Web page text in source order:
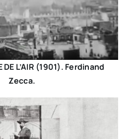
DE L’AIR (1901). Ferdinand
Zecca.